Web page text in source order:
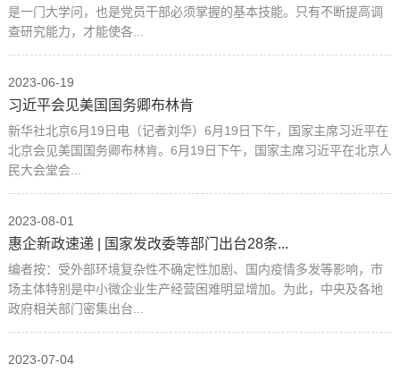
是一门大学问，也是党员干部必须掌握的基本技能。只有不断提高调
查研究能力，才能使各...
2023-06-19
习近平会见美国国务卿布林肯
新华社北京6月19日电（记者刘华）6月19日下午，国家主席习近平在
北京会见美国国务卿布林肯。6月19日下午，国家主席习近平在北京人
民大会堂会...
2023-08-01
惠企新政速递 | 国家发改委等部门出台28条...
编者按：受外部环境复杂性不确定性加剧、国内疫情多发等影响，市
场主体特别是中小微企业生产经营困难明显增加。为此，中央及各地
政府相关部门密集出台...
2023-07-04